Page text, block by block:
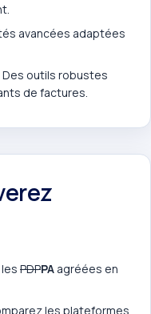
avancées adaptées
Des outils robustes
de factures.
PDPPA agréées en
les plateformes